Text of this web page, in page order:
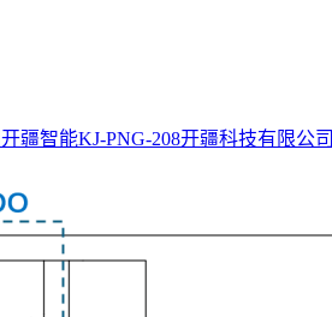
开疆智能KJ-PNG-208开疆科技有限公司